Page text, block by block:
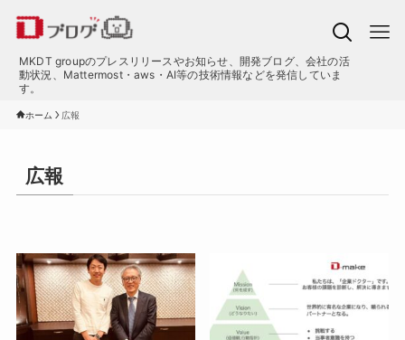
MKDT groupのプレスリリースやお知らせ、開発ブログ、会社の活
動状況、Mattermost・aws・AI等の技術情報などを発信していま
す。
ホーム 広報
広報